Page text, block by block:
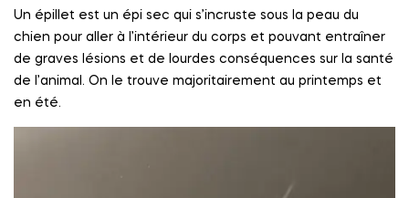
Un épillet est un épi sec qui s’incruste sous la peau du
chien pour aller à l’intérieur du corps et pouvant entraîner
de graves lésions et de lourdes conséquences sur la santé
de l’animal. On le trouve majoritairement au printemps et
en été.